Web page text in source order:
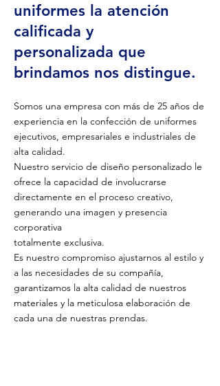
uniformes la atención
calificada y
personalizada que
brindamos nos distingue.
Somos una empresa con más de 25 años de
experiencia en la confección de uniformes
ejecutivos, empresariales e industriales de
alta calidad.
Nuestro servicio de diseño personalizado le
ofrece la capacidad de involucrarse
directamente en el proceso creativo,
generando una imagen y presencia
corporativa
totalmente exclusiva.
Es nuestro compromiso ajustarnos al estilo y
a las necesidades de su compañía,
garantizamos la alta calidad de nuestros
materiales y la meticulosa elaboración de
cada una de nuestras prendas.